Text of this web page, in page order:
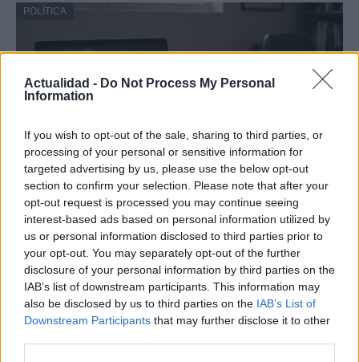
Actualidad - Do Not Process My Personal
Information
If you wish to opt-out of the sale, sharing to third parties, or
processing of your personal or sensitive information for
targeted advertising by us, please use the below opt-out
section to confirm your selection. Please note that after your
opt-out request is processed you may continue seeing
interest-based ads based on personal information utilized by
us or personal information disclosed to third parties prior to
your opt-out. You may separately opt-out of the further
disclosure of your personal information by third parties on the
IAB’s list of downstream participants. This information may
also be disclosed by us to third parties on the IAB’s List of
Downstream Participants that may further disclose it to other
POLÍTICA
Cómo la política internacional de Trump
está cambiando las posturas de sus
seguidores más cercanos
La política exterior de Donald Trump, especialmente en…
POLÍTICA